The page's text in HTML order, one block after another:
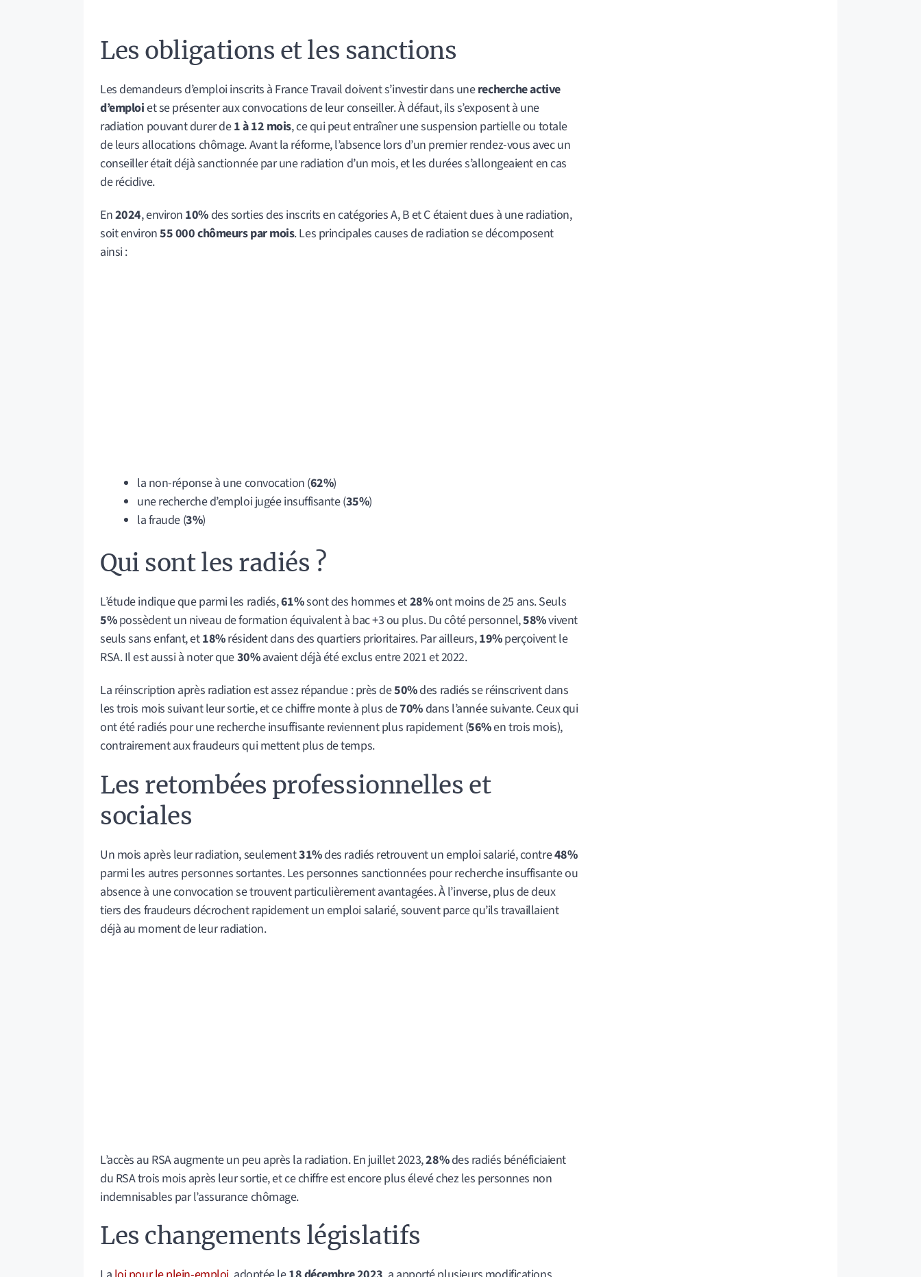
Les obligations et les sanctions
Les demandeurs d’emploi inscrits à France Travail doivent s’investir dans unerecherche active
d’emploiet se présenter aux convocations de leur conseiller. À défaut, ils s’exposent à une
radiation pouvant durer de1 à 12 mois, ce qui peut entraîner une suspension partielle ou totale
de leurs allocations chômage. Avant la réforme, l’absence lors d’un premier rendez-vous avec un
conseiller était déjà sanctionnée par une radiation d’un mois, et les durées s’allongeaient en cas
de récidive.
En2024, environ 10% des sorties des inscrits en catégories A, B et C étaient dues à une radiation,
soit environ55 000 chômeurs par mois. Les principales causes de radiation se décomposent
ainsi :
la non-réponse à une convocation (62%)
une recherche d’emploi jugée insuffisante (35%)
la fraude (3%)
Qui sont les radiés ?
L’étude indique que parmi les radiés,61%sont des hommes et28%ont moins de 25 ans. Seuls
5%possèdent un niveau de formation équivalent à bac +3 ou plus. Du côté personnel,58%vivent
seuls sans enfant, et18%résident dans des quartiers prioritaires. Par ailleurs,19%perçoivent le
RSA. Il est aussi à noter que30%avaient déjà été exclus entre 2021 et 2022.
La réinscription après radiation est assez répandue : près de50%des radiés se réinscrivent dans
les trois mois suivant leur sortie, et ce chiffre monte à plus de70%dans l’année suivante. Ceux qui
ont été radiés pour une recherche insuffisante reviennent plus rapidement (56%en trois mois),
contrairement aux fraudeurs qui mettent plus de temps.
Les retombées professionnelles et
sociales
Un mois après leur radiation, seulement31%des radiés retrouvent un emploi salarié, contre48%
parmi les autres personnes sortantes. Les personnes sanctionnées pour recherche insuffisante ou
absence à une convocation se trouvent particulièrement avantagées. À l’inverse, plus de deux
tiers des fraudeurs décrochent rapidement un emploi salarié, souvent parce qu’ils travaillaient
déjà au moment de leur radiation.
L’accès au RSA augmente un peu après la radiation. En juillet 2023,28%des radiés bénéficiaient
du RSA trois mois après leur sortie, et ce chiffre est encore plus élevé chez les personnes non
indemnisables par l’assurance chômage.
Les changements législatifs